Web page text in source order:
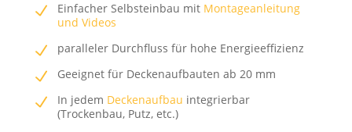
Einfacher Selbsteinbau mit Montageanleitung
und Videos
paralleler Durchfluss für hohe Energieeffizienz
Geeignet für Deckenaufbauten ab 20 mm
In jedem Deckenaufbau integrierbar
(Trockenbau, Putz, etc.)